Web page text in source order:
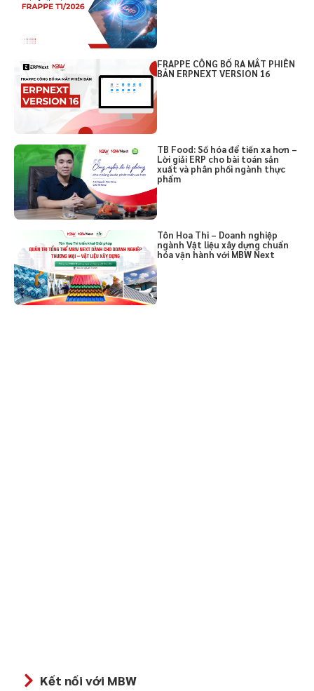
FRAPPE CÔNG BỐ RA MẮT PHIÊN
BẢN ERPNEXT VERSION 16
TB Food: Số hóa để tiến xa hơn –
Lời giải ERP cho bài toán sản
xuất và phân phối ngành thực
phẩm
Tôn Hoa Thi – Doanh nghiệp
ngành Vật liệu xây dựng chuẩn
hóa vận hành với MBW Next
Kết nối với MBW